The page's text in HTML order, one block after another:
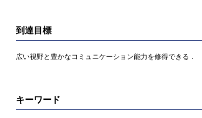
到達目標
広い視野と豊かなコミュニケーション能力を修得できる．
キーワード